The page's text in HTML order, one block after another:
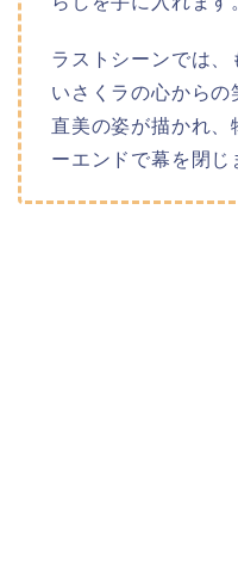
ラストシーンでは
いさくラの心からの
直美の姿が描かれ
ーエンドで幕を閉じ